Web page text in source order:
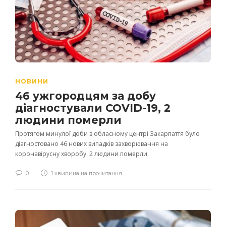
НОВИНИ
46 ужгородцям за добу
діагностували COVID-19, 2
людини померли
Протягом минулої доби в обласному центрі Закарпаття було
діагностовано 46 нових випадків захворювання на
коронавірусну хворобу. 2 людини померли.
0 1 хвилина на прочитання